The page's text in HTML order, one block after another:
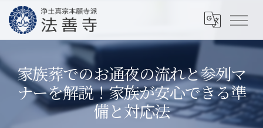
家族葬でのお通夜の流れと参列マ
ナーを解説！家族が安心できる準
備と対応法